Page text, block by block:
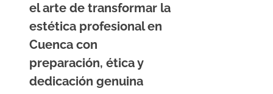
el arte de transformar la
estética profesional en
Cuenca con
preparación, ética y
dedicación genuina